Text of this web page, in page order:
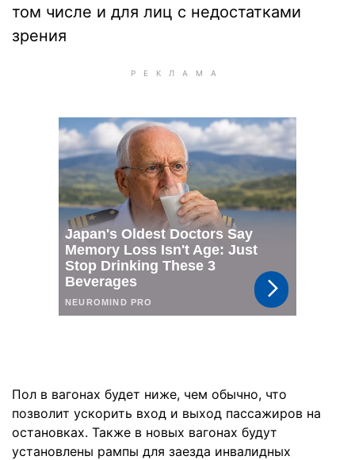
том числе и для лиц с недостатками
зрения
Пол в вагонах будет ниже, чем обычно, что
позволит ускорить вход и выход пассажиров на
остановках. Также в новых вагонах будут
установлены рампы для заезда инвалидных